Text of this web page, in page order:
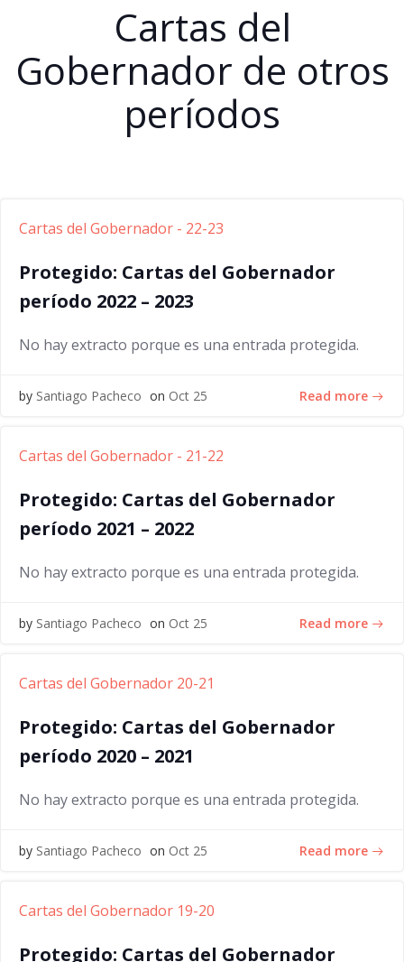
Cartas del
Gobernador de otros
períodos
Cartas del Gobernador - 22-23
Protegido: Cartas del Gobernador
período 2022 – 2023
No hay extracto porque es una entrada protegida.
by Santiago Pacheco on Oct 25 Read more
Cartas del Gobernador - 21-22
Protegido: Cartas del Gobernador
período 2021 – 2022
No hay extracto porque es una entrada protegida.
by Santiago Pacheco on Oct 25 Read more
Cartas del Gobernador 20-21
Protegido: Cartas del Gobernador
período 2020 – 2021
No hay extracto porque es una entrada protegida.
by Santiago Pacheco on Oct 25 Read more
Cartas del Gobernador 19-20
Protegido: Cartas del Gobernador